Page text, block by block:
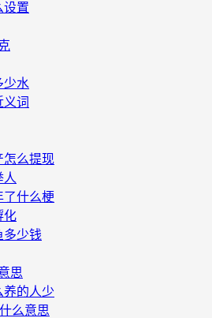
设置
少水
词
怎么提现
人
了什么梗
化
多少钱
思
养的人少
么意思